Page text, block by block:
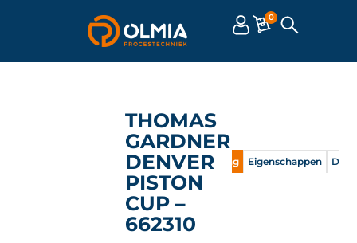
0
THOMAS
GARDNER
DENVER
PISTON
CUP –
662310
Omschrijving Eigenschappen